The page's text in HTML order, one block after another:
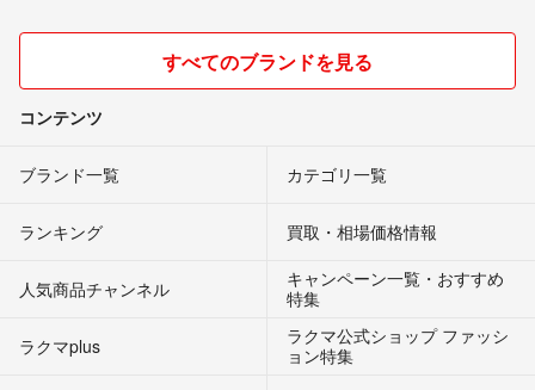
すべてのブランドを見る
コンテンツ
ブランド一覧 カテゴリ一覧
ランキング 買取・相場価格情報
人気商品チャンネル
キャンペーン一覧・おすすめ
特集
ラクマplus
ラクマ公式ショップ ファッシ
ョン特集